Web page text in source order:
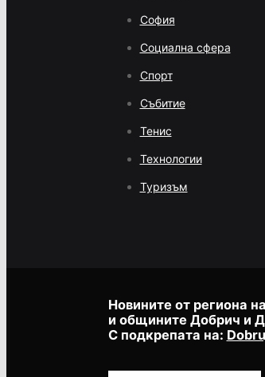
София
Социална сфера
Спорт
Събитие
Тенис
Технологии
Туризъм
Новините от региона
и общините Добрич и
С подкрепата на: